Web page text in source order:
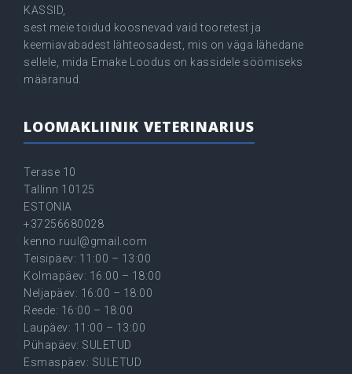
KASSID,
sest meie toidud koosnevad vaid tooretest ja
keemiavabadest lähteosadest, mis on väga lähedane
sellele, mida Emake Loodus on kassidele söömiseks
määranud.
LOOMAKLIINIK VETERINARIUS
Terase 10
Tallinn 10125
ESTONIA
+37256680028
kenno.ruul@gmail.com
Teisipäev: 11:00 – 13:00
Kolmapäev: 16:00 – 18:00
Neljapäev: 16:00 – 18:00
Reede: 16:00 – 18:00
Laupäev: 11:00 – 13:00
Pühapäev: SULETUD
Esmaspäev: SULETUD